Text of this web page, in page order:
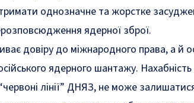
однозначне та жорстке
ядерної зброї.
довіру до міжнародного права, а й
ядерного шантажу.
лінії” ДНЯЗ, не може